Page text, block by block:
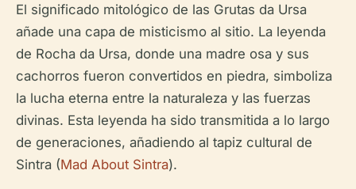
El significado mitológico de las Grutas da Ursa
añade una capa de misticismo al sitio. La leyenda
de Rocha da Ursa, donde una madre osa y sus
cachorros fueron convertidos en piedra, simboliza
la lucha eterna entre la naturaleza y las fuerzas
divinas. Esta leyenda ha sido transmitida a lo largo
de generaciones, añadiendo al tapiz cultural de
Sintra (Mad About Sintra).